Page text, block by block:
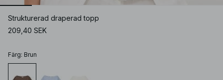
Strukturerad draperad topp
209,40 SEK
Färg: Brun